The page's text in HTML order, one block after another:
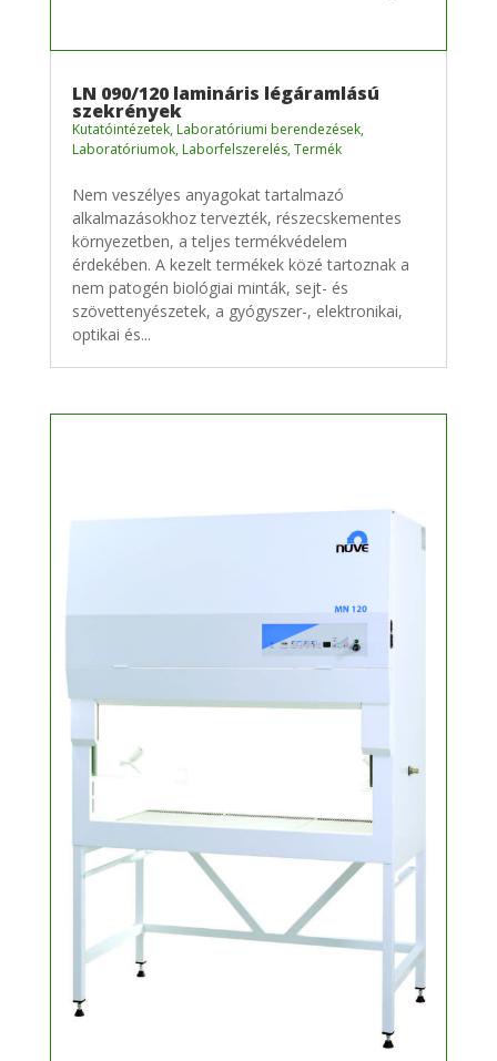
LN 090/120 lamináris légáramlású
szekrények
Kutatóintézetek, Laboratóriumi berendezések,
Laboratóriumok, Laborfelszerelés,Termék
Nem veszélyes anyagokat tartalmazó
alkalmazásokhoz tervezték, részecskementes
környezetben, a teljes termékvédelem
érdekében. A kezelt termékek közé tartoznak a
nem patogén biológiai minták, sejt- és
szövettenyészetek, a gyógyszer-, elektronikai,
optikai és...